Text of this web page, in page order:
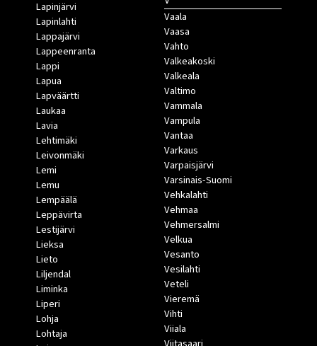
Lapinjärvi
Lapinlahti
Lappajärvi
Lappeenranta
Lappi
Lapua
Lapväärtti
Laukaa
Lavia
Lehtimäki
Leivonmäki
Lemi
Lemu
Lempäälä
Leppävirta
Lestijärvi
Lieksa
Lieto
Liljendal
Liminka
Liperi
Lohja
Lohtaja
Vaala
Vaasa
Vahto
Valkeakoski
Valkeala
Valtimo
Vammala
Vampula
Vantaa
Varkaus
Varpaisjärvi
Varsinais-Suomi
Vehkalahti
Vehmaa
Vehmersalmi
Velkua
Vesanto
Vesilahti
Veteli
Vieremä
Vihti
Viiala